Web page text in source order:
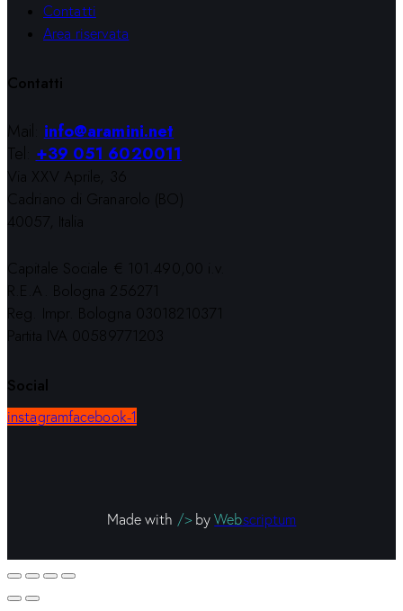
Contatti
Area riservata
Contatti
Mail:info@aramini.net
Tel:+39 051 6020011
Via XXV Aprile, 36
Cadriano di Granarolo (BO)
40057, Italia
Capitale Sociale € 101.490,00 i.v.
R.E.A. Bologna 256271
Reg. Impr. Bologna 03018210371
Partita IVA 00589771203
Social
instagramfacebook-1
Made with />byWebscriptum